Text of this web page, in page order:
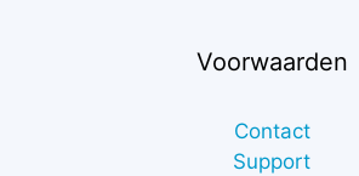
Voorwaarden
Contact
Support